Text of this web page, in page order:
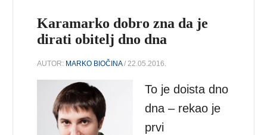
Karamarko dobro zna da je
dirati obitelj dno dna
AUTOR: MARKO BIOČINA/ 22.05.2016.
To je doista dno
dna – rekao je
prvi